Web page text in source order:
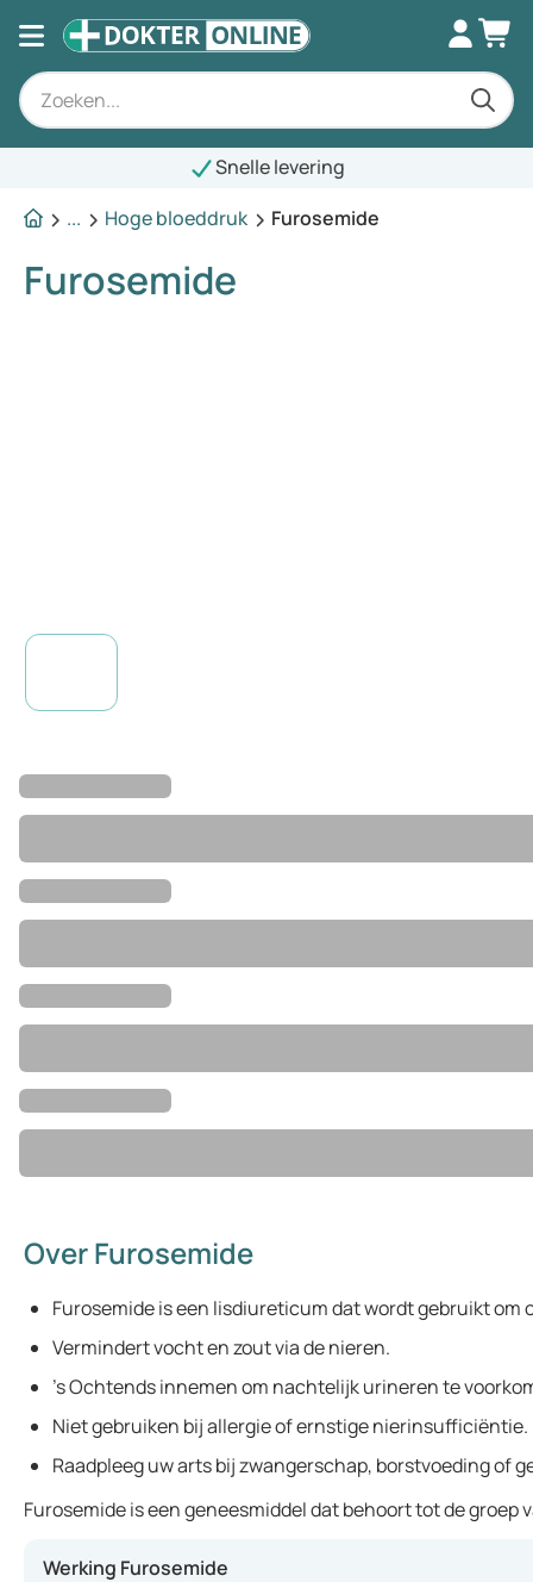
Snelle levering
...
Hoge bloeddruk Furosemide
Furosemide
Over Furosemide
Furosemide is een lisdiureticum dat wordt gebruikt
Vermindert vocht en zout via de nieren.
's Ochtends innemen om nachtelijk urineren te
Niet gebruiken bij allergie of ernstige nierinsufficiëntie.
Raadpleeg uw arts bij zwangerschap, borstvoeding of
Furosemide is een geneesmiddel dat behoort tot de
Werking Furosemide